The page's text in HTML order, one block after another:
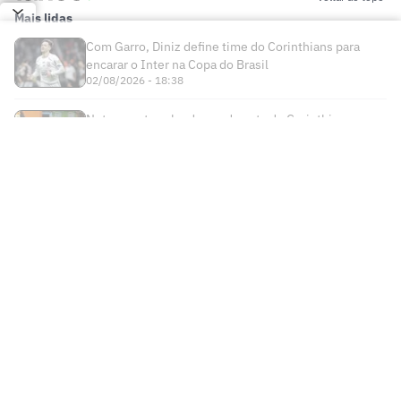
Manchester City x Atlético de Madrid:
onde assistir ao amistoso
Arsenal mira novo reforço após
renovação de Vini Jr com o Real Madrid